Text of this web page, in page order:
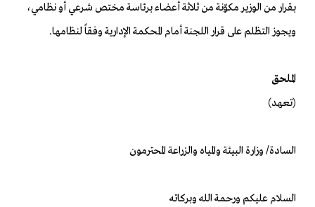
بقرار من الوزير مكوّنة من ثلاثة أعضاء برئاسة مختص شرعي أو نظامي،
ويجوز التظلم على قرار اللجنة أمام المحكمة الإدارية وفقاً لنظامها.
الملحق
(تعهد)
السادة/ وزارة البيئة والمياه والزراعة المحترمون
السلام عليكم ورحمة الله وبركاته